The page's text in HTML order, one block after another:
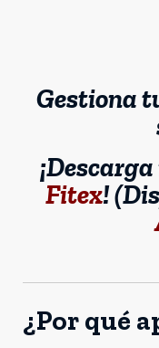
Gestiona
Fitex!
¿Por qué